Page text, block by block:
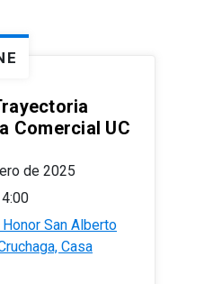
Comercial UC
de 2025
San Alberto
Casa